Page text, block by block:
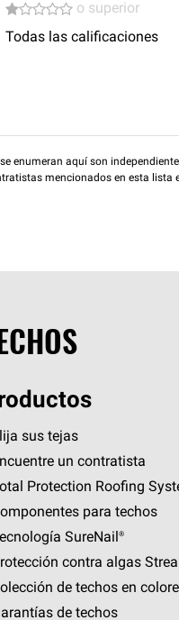
o superior
Todas las calificaciones
enumeran aquí son
mencionados en esta lista
sus tejas
un contratista
Protection Roofing
para techos
SureNail®
contra algas
de techos en
de techos